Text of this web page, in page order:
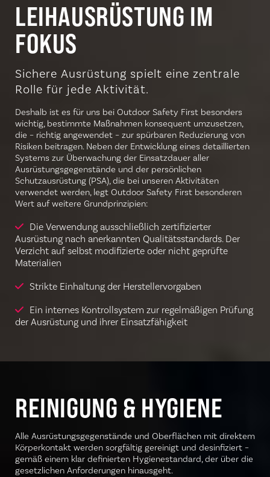
LEIHAUSRÜSTUNG IM
FOKUS
Sichere Ausrüstung spielt eine zentrale
Rolle für jede Aktivität.
Deshalb ist es für uns bei Outdoor Safety First besonders
wichtig, bestimmte Maßnahmen konsequent umzusetzen,
die – richtig angewendet – zur spürbaren Reduzierung von
Risiken beitragen. Neben der Entwicklung eines detaillierten
Systems zur Überwachung der Einsatzdauer aller
Ausrüstungsgegenstände und der persönlichen
Schutzausrüstung (PSA), die bei unseren Aktivitäten
verwendet werden, legt Outdoor Safety First besonderen
Wert auf weitere Grundprinzipien:
Die Verwendung ausschließlich zertifizierter
Ausrüstung nach anerkannten Qualitätsstandards. Der
Verzicht auf selbst modifizierte oder nicht geprüfte
Materialien
Strikte Einhaltung der Herstellervorgaben
Ein internes Kontrollsystem zur regelmäßigen Prüfung
der Ausrüstung und ihrer Einsatzfähigkeit
REINIGUNG & HYGIENE
Alle Ausrüstungsgegenstände und Oberflächen mit direktem
Körperkontakt werden sorgfältig gereinigt und desinfiziert –
gemäß einem klar definierten Hygienestandard, der über die
gesetzlichen Anforderungen hinausgeht.